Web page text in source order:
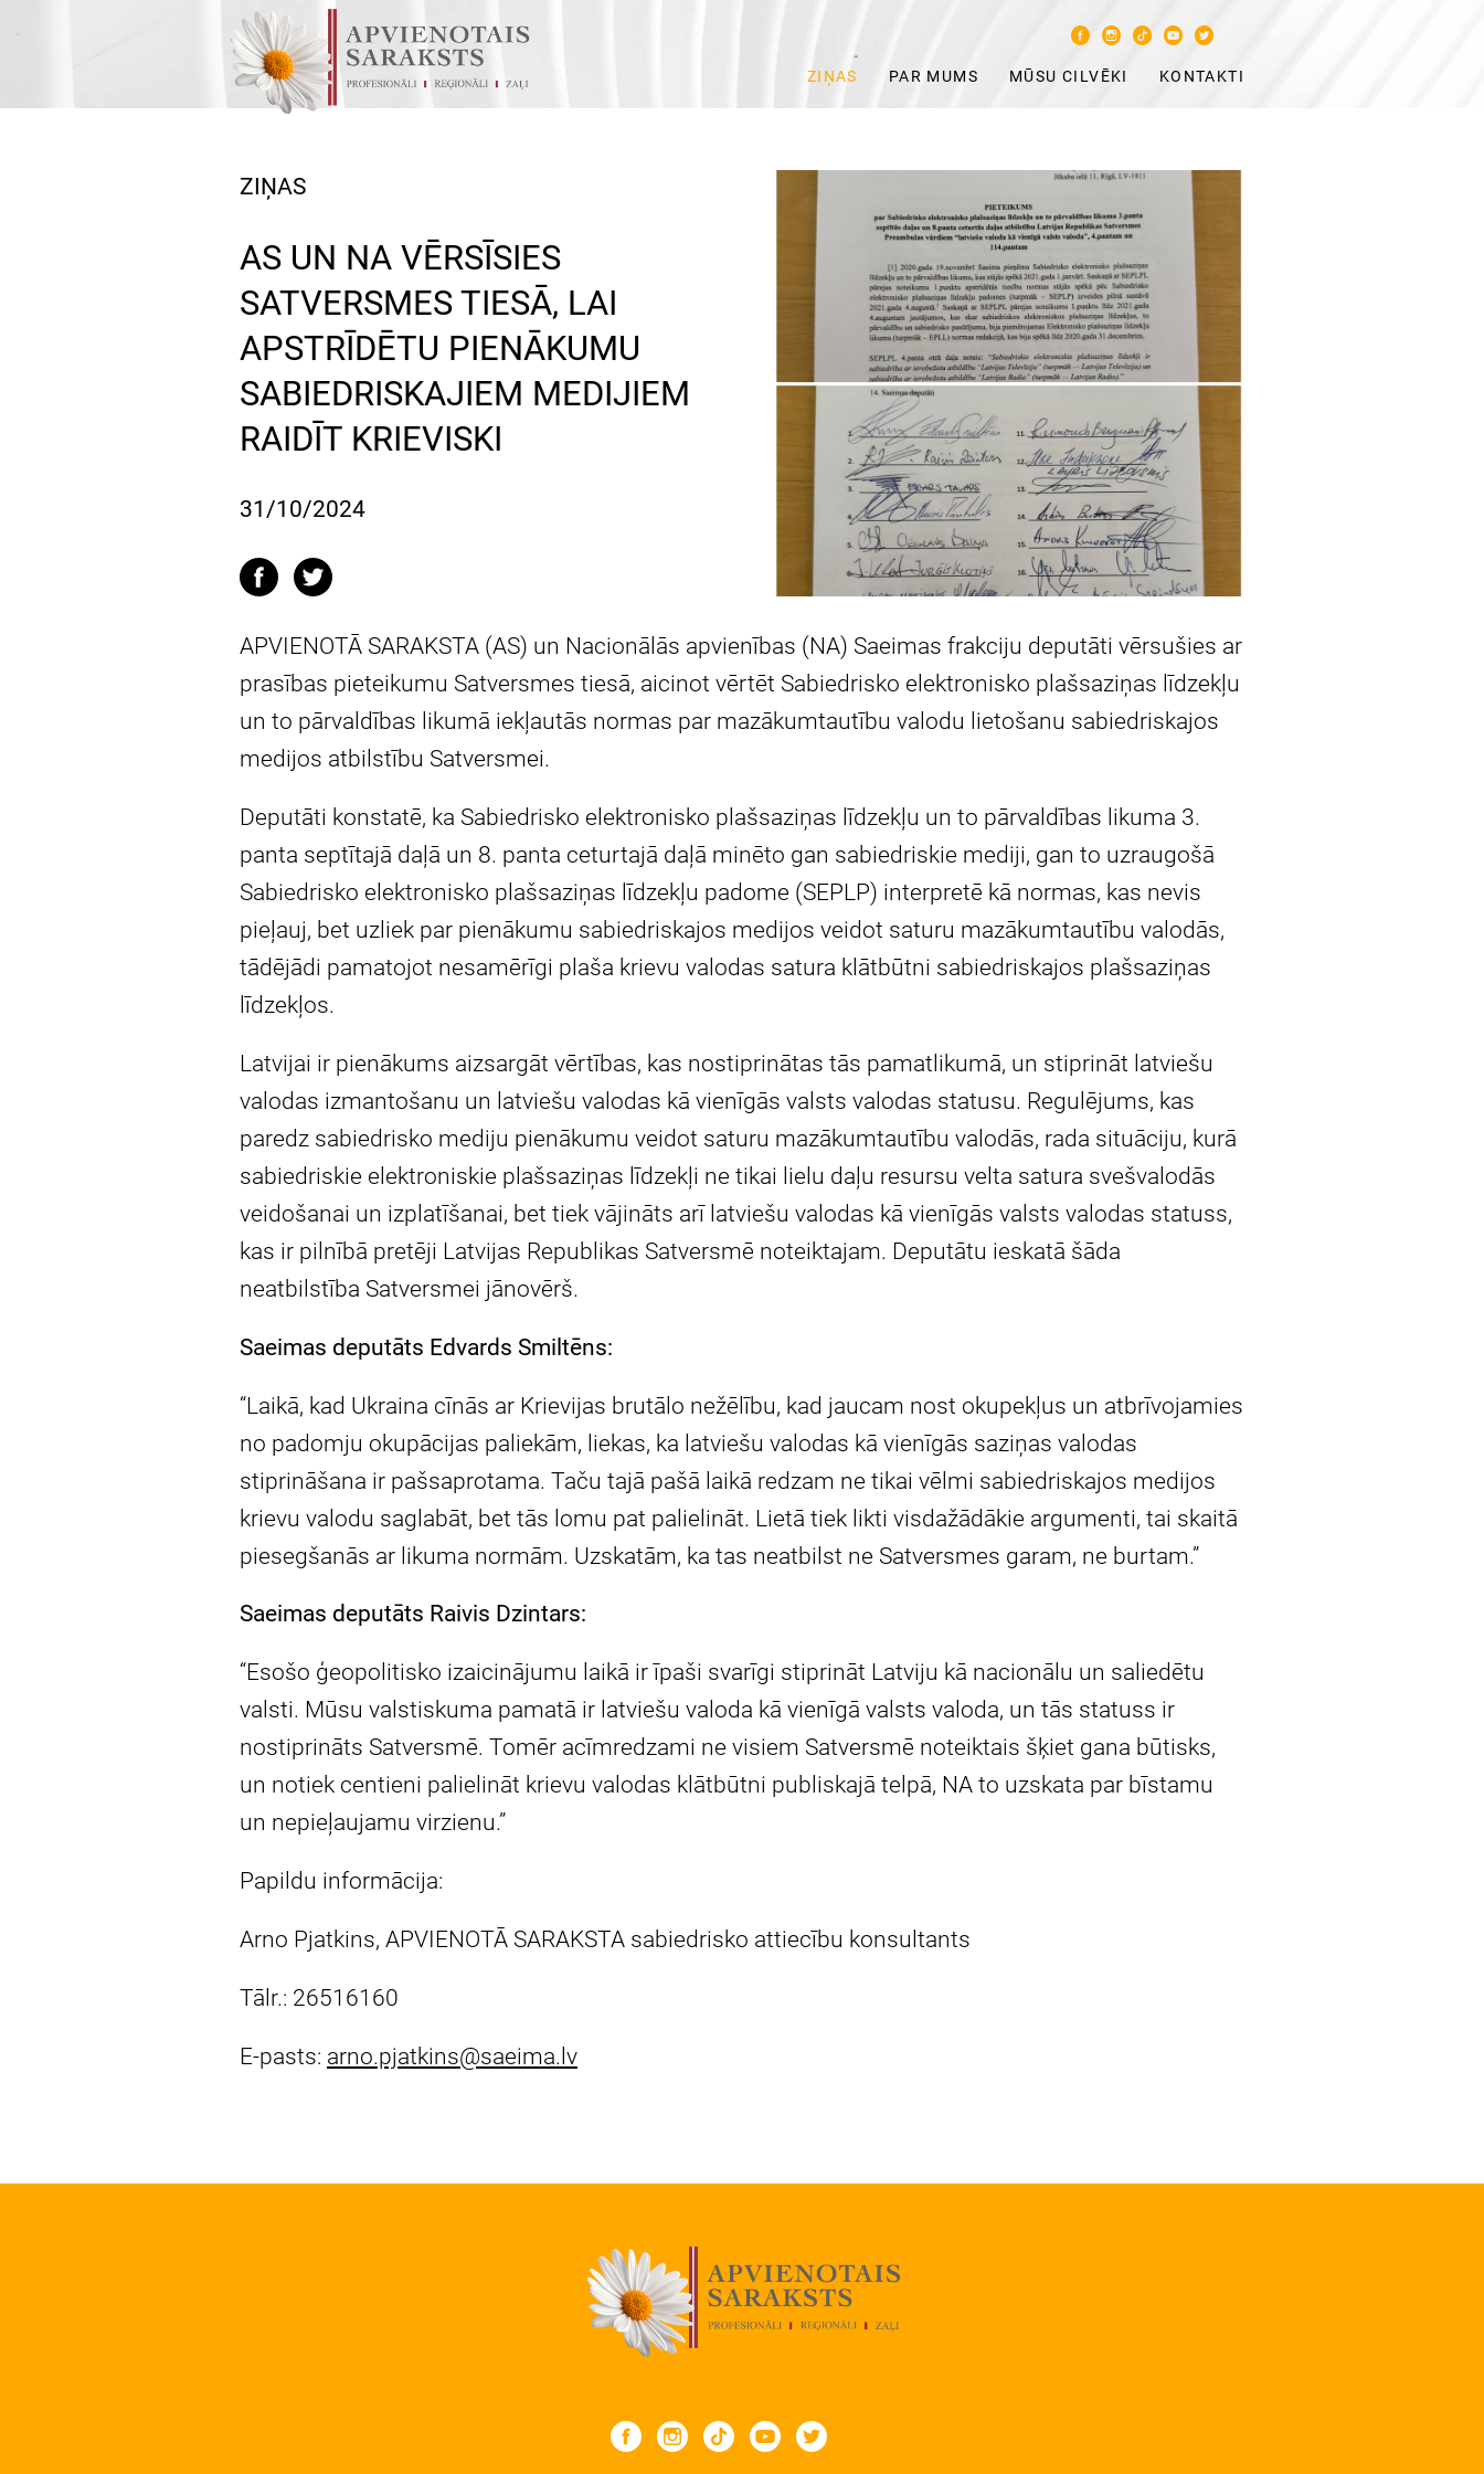
ZIŅAS PAR MUMS MŪSU CILVĒKI KONTAKTI
ZIŅAS
AS UN NA VĒRSĪSIES
SATVERSMES TIESĀ, LAI
APSTRĪDĒTU PIENĀKUMU
SABIEDRISKAJIEM MEDIJIEM
RAIDĪT KRIEVISKI
31/10/2024
APVIENOTĀ SARAKSTA (AS) un Nacionālās apvienības (NA) Saeimas frakciju deputāti vērsušies ar
prasības pieteikumu Satversmes tiesā, aicinot vērtēt Sabiedrisko elektronisko plašsaziņas līdzekļu
un to pārvaldības likumā iekļautās normas par mazākumtautību valodu lietošanu sabiedriskajos
medijos atbilstību Satversmei.
Deputāti konstatē, ka Sabiedrisko elektronisko plašsaziņas līdzekļu un to pārvaldības likuma 3.
panta septītajā daļā un 8. panta ceturtajā daļā minēto gan sabiedriskie mediji, gan to uzraugošā
Sabiedrisko elektronisko plašsaziņas līdzekļu padome (SEPLP) interpretē kā normas, kas nevis
pieļauj, bet uzliek par pienākumu sabiedriskajos medijos veidot saturu mazākumtautību valodās,
tādējādi pamatojot nesamērīgi plaša krievu valodas satura klātbūtni sabiedriskajos plašsaziņas
līdzekļos.
Latvijai ir pienākums aizsargāt vērtības, kas nostiprinātas tās pamatlikumā, un stiprināt latviešu
valodas izmantošanu un latviešu valodas kā vienīgās valsts valodas statusu. Regulējums, kas
paredz sabiedrisko mediju pienākumu veidot saturu mazākumtautību valodās, rada situāciju, kurā
sabiedriskie elektroniskie plašsaziņas līdzekļi ne tikai lielu daļu resursu velta satura svešvalodās
veidošanai un izplatīšanai, bet tiek vājināts arī latviešu valodas kā vienīgās valsts valodas statuss,
kas ir pilnībā pretēji Latvijas Republikas Satversmē noteiktajam. Deputātu ieskatā šāda
neatbilstība Satversmei jānovērš.
Saeimas deputāts Edvards Smiltēns:
“Laikā, kad Ukraina cīnās ar Krievijas brutālo nežēlību, kad jaucam nost okupekļus un atbrīvojamies
no padomju okupācijas paliekām, liekas, ka latviešu valodas kā vienīgās saziņas valodas
stiprināšana ir pašsaprotama. Taču tajā pašā laikā redzam ne tikai vēlmi sabiedriskajos medijos
krievu valodu saglabāt, bet tās lomu pat palielināt. Lietā tiek likti visdažādākie argumenti, tai skaitā
piesegšanās ar likuma normām. Uzskatām, ka tas neatbilst ne Satversmes garam, ne burtam.”
Saeimas deputāts Raivis Dzintars:
“Esošo ģeopolitisko izaicinājumu laikā ir īpaši svarīgi stiprināt Latviju kā nacionālu un saliedētu
valsti. Mūsu valstiskuma pamatā ir latviešu valoda kā vienīgā valsts valoda, un tās statuss ir
nostiprināts Satversmē. Tomēr acīmredzami ne visiem Satversmē noteiktais šķiet gana būtisks,
un notiek centieni palielināt krievu valodas klātbūtni publiskajā telpā, NA to uzskata par bīstamu
un nepieļaujamu virzienu.”
Papildu informācija:
Arno Pjatkins, APVIENOTĀ SARAKSTA sabiedrisko attiecību konsultants
Tālr.: 26516160
E-pasts: arno.pjatkins@saeima.lv